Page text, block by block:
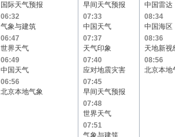
国际天气预报
06:32
气象与建筑
06:47
世界天气
06:49
中国天气
06:56
北京本地气象
早间天气预报
07:33
中国天气
07:37
天气印象
07:40
应对地震灾害
07:45
早间天气预报
07:48
世界天气
07:51
气象与建筑
中国雷达
08:34
中国海区
08:36
天地新视
08:56
北京本地